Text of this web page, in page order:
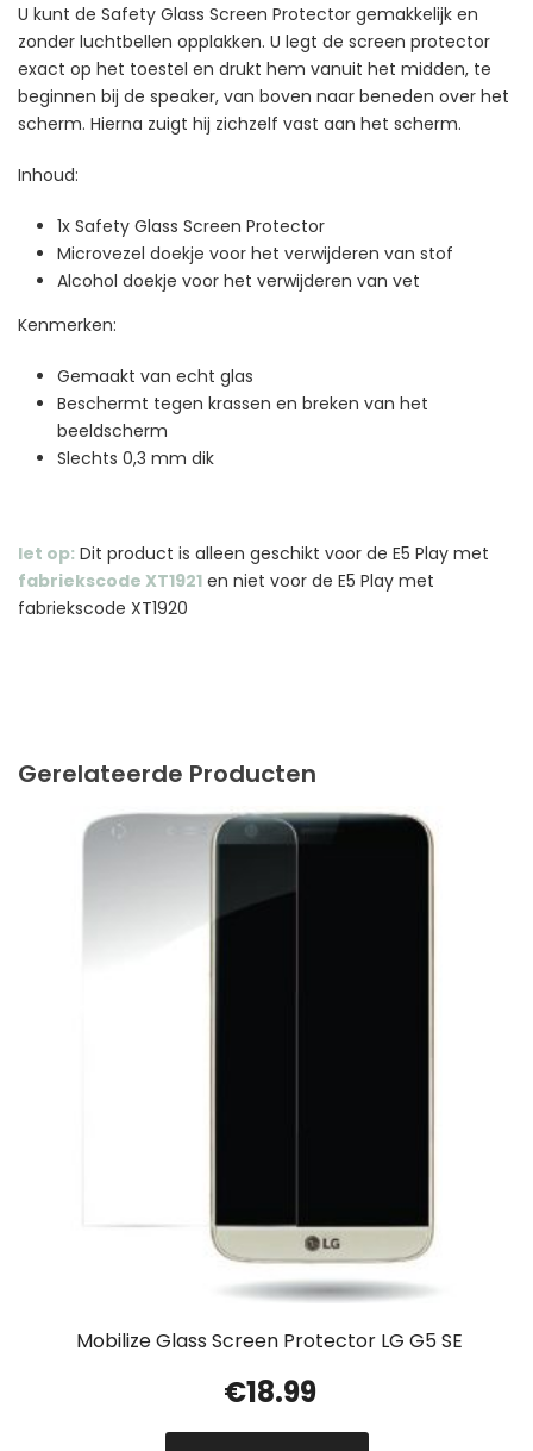
U kunt de Safety Glass Screen Protector gemakkelijk en
zonder luchtbellen opplakken. U legt de screen protector
exact op het toestel en drukt hem vanuit het midden, te
beginnen bij de speaker, van boven naar beneden over het
scherm. Hierna zuigt hij zichzelf vast aan het scherm.
Inhoud:
1x Safety Glass Screen Protector
Microvezel doekje voor het verwijderen van stof
Alcohol doekje voor het verwijderen van vet
Kenmerken:
Gemaakt van echt glas
Beschermt tegen krassen en breken van het
beeldscherm
Slechts 0,3 mm dik
let op: Dit product is alleen geschikt voor de E5 Play met
fabriekscode XT1921 en niet voor de E5 Play met
fabriekscode XT1920
Gerelateerde Producten
Mobilize Glass Screen Protector LG G5 SE
€18.99